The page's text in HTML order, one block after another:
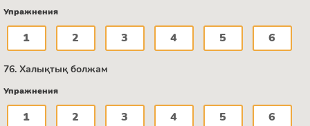
Упражнения
1 2 3 4 5 6
76. Халықтық болжам
Упражнения
1 2 3 4 5 6